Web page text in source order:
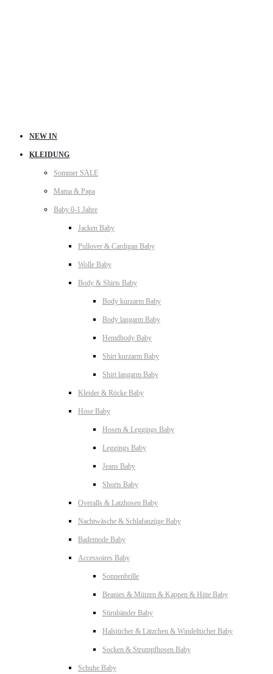
NEW IN
KLEIDUNG
Sommer SALE
Mama & Papa
Baby 0-1 Jahre
Jacken Baby
Pullover & Cardigan Baby
Wolle Baby
Body & Shirts Baby
Body kurzarm Baby
Body langarm Baby
Hemdbody Baby
Shirt kurzarm Baby
Shirt langarm Baby
Kleider & Röcke Baby
Hose Baby
Hosen & Leggings Baby
Leggings Baby
Jeans Baby
Shorts Baby
Overalls & Latzhosen Baby
Nachtwäsche & Schlafanzüge Baby
Bademode Baby
Accessoires Baby
Sonnenbrille
Beanies & Mützen & Kappen & Hüte Baby
Stirnbänder Baby
Halstücher & Lätzchen & Windeltücher Baby
Socken & Strumpfhosen Baby
Schuhe Baby